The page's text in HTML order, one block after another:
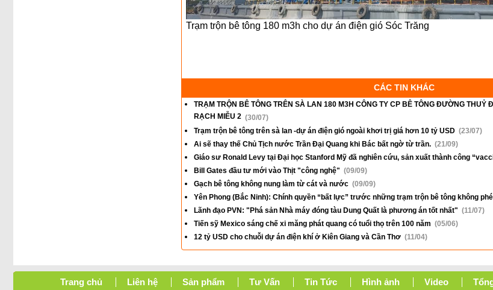
Trạm trộn bê tông 180 m3h cho dự án điện gió Sóc Trăng
CÁC TIN KHÁC
TRẠM TRỘN BÊ TÔNG TRÊN SÀ LAN 180 M3H CÔNG TY CP BÊ TÔNG ĐƯỜNG THUỶ
RẠCH MIỄU 2 (30/07)
Trạm trộn bê tông trên sà lan -dự án điện gió ngoài khơi trị giá hơn 10 tỷ USD (23/07)
Ai sẽ thay thế Chủ Tịch nước Trần Đại Quang khi Bác bất ngờ từ trần. (21/09)
Giáo sư Ronald Levy tại Đại học Stanford Mỹ đã nghiên cứu, sản xuất thành công
Bill Gates đầu tư mới vào Thịt "công nghệ" (09/09)
Gạch bê tông không nung làm từ cát và nước (09/09)
Yên Phong (Bắc Ninh): Chính quyền “bất lực” trước những trạm trộn bê tông không
Lãnh đạo PVN: "Phá sản Nhà máy đóng tàu Dung Quất là phương án tốt nhất" (11/07)
Tiến sỹ Mexico sáng chế xi măng phát quang có tuổi thọ trên 100 năm (05/06)
12 tỷ USD cho chuỗi dự án điện khí ở Kiên Giang và Cần Thơ (11/04)
Trang chủ Liên hệ Sản phẩm Tư Vấn Tin Tức Hình ảnh Video